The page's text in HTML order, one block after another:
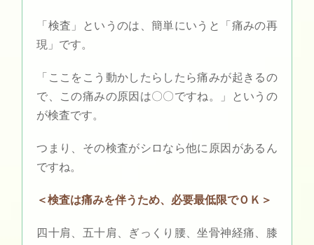
「検査」というのは、簡単にいうと「痛みの再
現」です。
「ここをこう動かしたらしたら痛みが起きるの
で、この痛みの原因は〇〇ですね。」というの
が検査です。
つまり、その検査がシロなら他に原因があるん
ですね。
＜検査は痛みを伴うため、必要最低限でＯＫ＞
四十肩、五十肩、ぎっくり腰、坐骨神経痛、膝